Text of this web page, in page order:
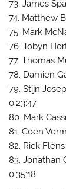
73. James
74. Matthew
75. Mark
76. Tobyn
77. Thomas
78. Damien
79. Stijn
0:23:47
80. Mark
81. Coen
82. Rick
83. Jonathan
0:35:18